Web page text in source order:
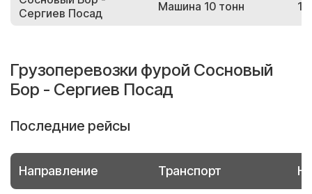
Сергиев Посад
Машина 10 тонн
Грузоперевозки фурой Сосновый
Бор - Сергиев Посад
Последние рейсы
Направление Транспорт